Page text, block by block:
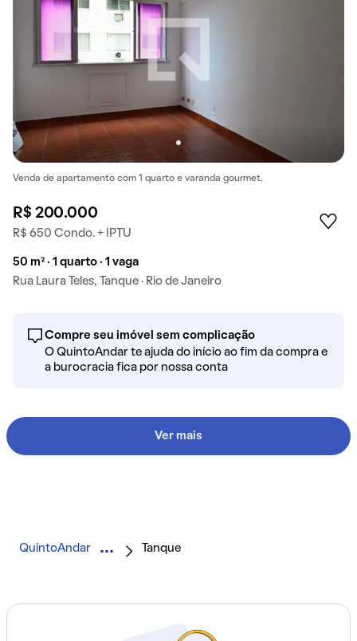
Venda de apartamento com 1 quarto e varanda gourmet.
R$ 200.000
R$ 650 Condo. + IPTU
50 m² · 1 quarto · 1 vaga
Rua Laura Teles, Tanque · Rio de Janeiro
Compre seu imóvel sem complicação
O QuintoAndar te ajuda do início ao fim da compra e
a burocracia fica por nossa conta
Ver mais
QuintoAndar Tanque